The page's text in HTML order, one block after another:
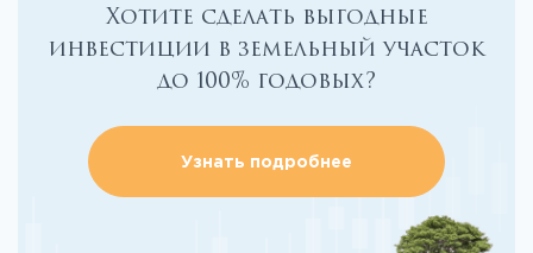
Хотите сделать выгодные
инвестиции в земельный участок
до 100% годовых?
Узнать подробнее